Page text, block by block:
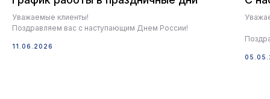
Уважаемые клиенты!
Поздравляем вас с наступающим Днем России!
11.06.2026